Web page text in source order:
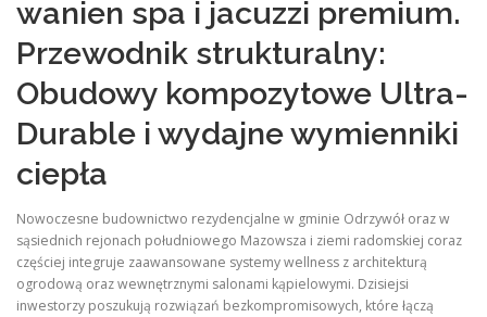
wanien spa i jacuzzi premium.
Przewodnik strukturalny:
Obudowy kompozytowe Ultra-
Durable i wydajne wymienniki
ciepła
Nowoczesne budownictwo rezydencjalne w gminie Odrzywół oraz w
sąsiednich rejonach południowego Mazowsza i ziemi radomskiej coraz
częściej integruje zaawansowane systemy wellness z architekturą
ogrodową oraz wewnętrznymi salonami kąpielowymi. Dzisiejsi
inwestorzy poszukują rozwiązań bezkompromisowych, które łączą